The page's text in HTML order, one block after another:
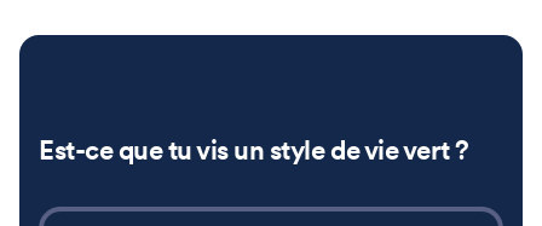
Est-ce que tu vis un style de vie vert ?